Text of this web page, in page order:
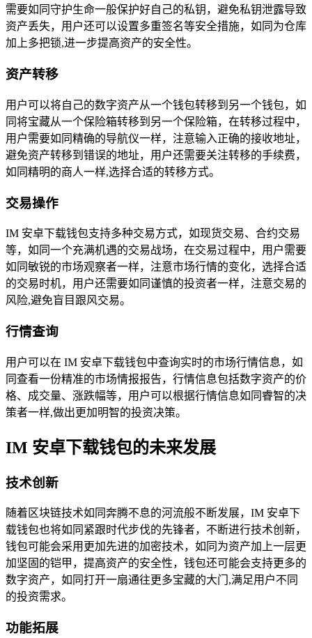
需要如同守护生命一般保护好自己的私钥，避免私钥泄露导致
资产丢失，用户还可以设置多重签名等安全措施，如同为仓库
加上多把锁,进一步提高资产的安全性。
资产转移
用户可以将自己的数字资产从一个钱包转移到另一个钱包，如
同将宝藏从一个保险箱转移到另一个保险箱，在转移过程中，
用户需要如同精确的导航仪一样，注意输入正确的接收地址，
避免资产转移到错误的地址，用户还需要关注转移的手续费，
如同精明的商人一样,选择合适的转移方式。
交易操作
IM 安卓下载钱包支持多种交易方式，如现货交易、合约交易
等，如同一个充满机遇的交易战场，在交易过程中，用户需要
如同敏锐的市场观察者一样，注意市场行情的变化，选择合适
的交易时机，用户还需要如同谨慎的投资者一样，注意交易的
风险,避免盲目跟风交易。
行情查询
用户可以在 IM 安卓下载钱包中查询实时的市场行情信息，如
同查看一份精准的市场情报报告，行情信息包括数字资产的价
格、成交量、涨跌幅等，用户可以根据行情信息如同睿智的决
策者一样,做出更加明智的投资决策。
IM 安卓下载钱包的未来发展
技术创新
随着区块链技术如同奔腾不息的河流般不断发展，IM 安卓下
载钱包也将如同紧跟时代步伐的先锋者，不断进行技术创新，
钱包可能会采用更加先进的加密技术，如同为资产加上一层更
加坚固的铠甲，提高资产的安全性，钱包还可能会支持更多的
数字资产，如同打开一扇通往更多宝藏的大门,满足用户不同
的投资需求。
功能拓展